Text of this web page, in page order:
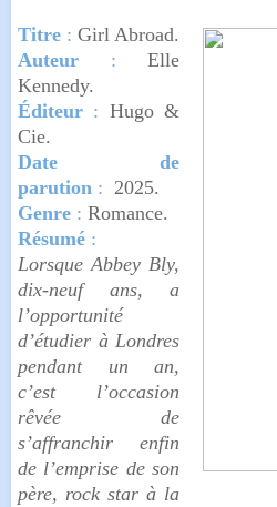
Titre : Girl Abroad.
Auteur
: Elle
Kennedy.
Éditeur : Hugo &
Cie.
Date de
parution : 2025.
Genre : Romance.
Résumé :
Lorsque Abbey Bly,
dix-neuf ans, a
l’opportunité
d’étudier à Londres
pendant un an,
c’est l’occasion
rêvée de
s’affranchir enfin
de l’emprise de son
père, rock star à la